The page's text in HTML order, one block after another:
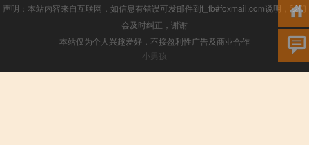
声明：本站内容来自互联网，如信息有错误可发邮件到f_fb#foxmail.com说明，我们
会及时纠正，谢谢
本站仅为个人兴趣爱好，不接盈利性广告及商业合作
小男孩